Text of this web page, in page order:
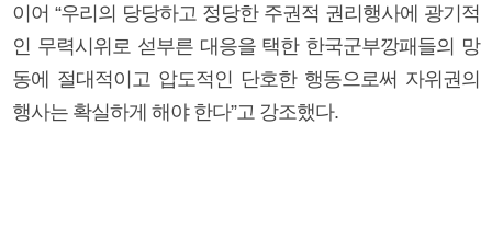
이어 “우리의 당당하고 정당한 주권적 권리행사에 광기적
인 무력시위로 섣부른 대응을 택한 한국군부깡패들의 망
동에 절대적이고 압도적인 단호한 행동으로써 자위권의
행사는 확실하게 해야 한다”고 강조했다.